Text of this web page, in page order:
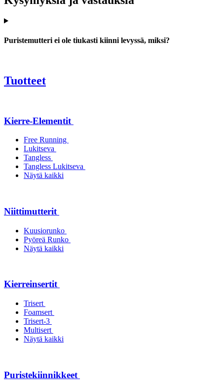
Puristemutteri ei ole tiukasti kiinni levyssä, miksi?
Tuotteet
Kierre-Elementit
Free Running
Lukitseva
Tangless
Tangless Lukitseva
Näytä kaikki
Niittimutterit
Kuusiorunko
Pyöreä Runko
Näytä kaikki
Kierreinsertit
Trisert
Foamsert
Trisert-3
Multisert
Näytä kaikki
Puristekiinnikkeet